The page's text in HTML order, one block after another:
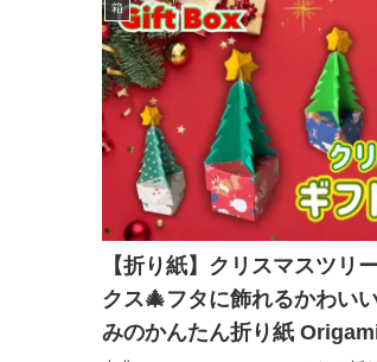
箱
【折り紙】クリスマスツリ
クス🎄フタに飾れるかわい
みのかんたん折り紙